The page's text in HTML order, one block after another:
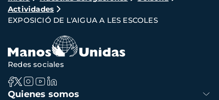
de
navegación
Actividades
EXPOSICIÓ DE L'AIGUA A LES ESCOLES
Navegación
Quienes somos
Redes sociales